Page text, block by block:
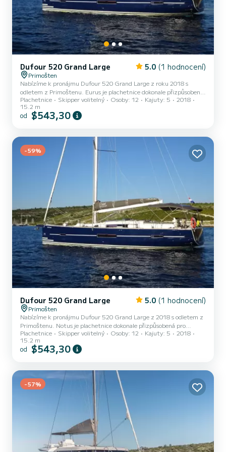
Dufour 520 Grand Large 5.0 (1 hodnocení)
Primošten
Nabízíme k pronájmu Dufour 520 Grand Large z roku 2018 s
odletem z Primoštenu. Eurus je plachetnice dokonale přizpůsobená
pro všechny půjčovny. Tato plachetnice je velmi příjemná na
ovládání na týdenní a více plavbu. Loď má 5 kajut s celkovým
komfortem a kapacitou 12 cestujících. S celkovou délkou 15 metrů
Grand Large je vybavena 3 hlavicemi se sprchou. Tato loď je
vybavena...
Plachetnice Skipper volitelný Osoby: 12 Kajuty: 5
2018
15.2 m
od $543,30
-59%
Dufour 520 Grand Large 5.0 (1 hodnocení)
Primošten
Nabízíme k pronájmu Dufour 520 Grand Large z 2018 s odletem z
Primoštenu. Notus je plachetnice dokonale přizpůsobená pro
všechny půjčovny. Tato plachetnice je velmi příjemná na ovládání na
týdenní a více plavbu. Loď má 5 kajut s celkovým komfortem a
kapacitou 12 cestujících. S celkovou délkou 15 metrů a výkonem
vybavena 3 hlavicemi se sprchou. Tato loď je vybavena Hlavn...
Plachetnice Skipper volitelný Osoby: 12 Kajuty: 5
2018
15.2 m
od $543,30
-57%